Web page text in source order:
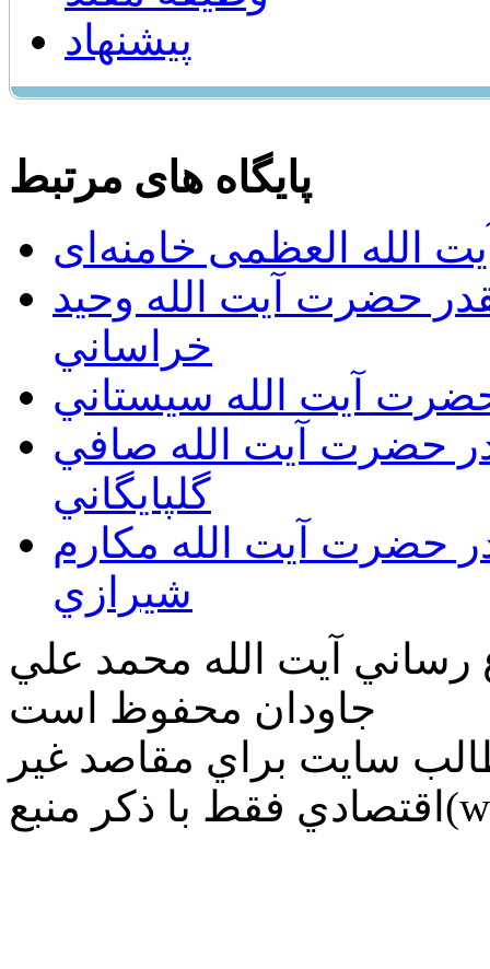
پیشنهاد
پایگاه های مرتبط
الله العظمی خامنه‌ای
حضرت آيت الله وحيد
خراساني
حضرت آيت الله سيستاني
حضرت آيت الله صافي
گلپايگاني
حضرت آيت الله مكارم
شيرازي
رساني آیت الله محمد علي
جاودان محفوظ است
سايت براي مقاصد غير